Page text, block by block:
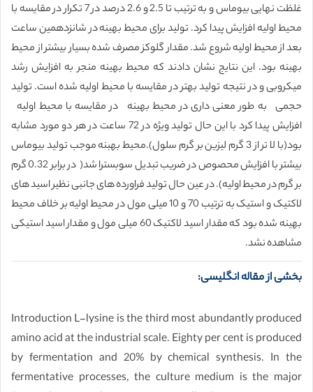
غلظت نهایی بیوماس و به ترتیب تا 2.5 و 2.6 درصد در 7 تکرار در مقایسه با
محیط اولیه افزایش پیدا کرد. تولید برای محیط بهینه در شانزدهمین ساعت
بعد از محیط اولیه شروع شد. مقدار گلوکز مصرف شده بسیار بیشتر از محیط
بهینه بود. این نتایج نشان دادند که محیط بهینه منجر به افزایش رشد
میکروبی و در نتیجه تولید بهتر در مقایسه با محیط اولیه شده است. تولید
حجمی به طور معنی داری در محیط بهینه در مقایسه با محیط اولیه
افزایش پیدا کرد با این حال تولید ویژه در 72 ساعت در هر دو مورد مشابه
بود(با لا تر از 3 گرم لیزین بر گرم سلول).محیط بهبنه موجب تولید بیوماس
بیشتر با افزایش محصوص در ضریب تبدیل سوبسترا شد( در برابر 0.32 گرم
بر گرم در محیط اولیه). در عین حال تولید فراورده های جانبی نظیر اسید های
لاکتیک و استیک به ترتیب 70 و 10 میلی مول در محیط اولیه بر خلاف محیط
بهینه شده بود که مقدار اسید لاکتیک 60 میلی مول و مقدار اسید استیکی
مشاهده نشد.
بخشی از مقاله انگلیسی:
Introduction L-lysine is the third most abundantly produced
amino acid at the industrial scale. Eighty per cent is produced
by fermentation and 20% by chemical synthesis. In the
fermentative processes, the culture medium is the major